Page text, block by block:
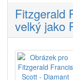
Fitzgerald
velký jako